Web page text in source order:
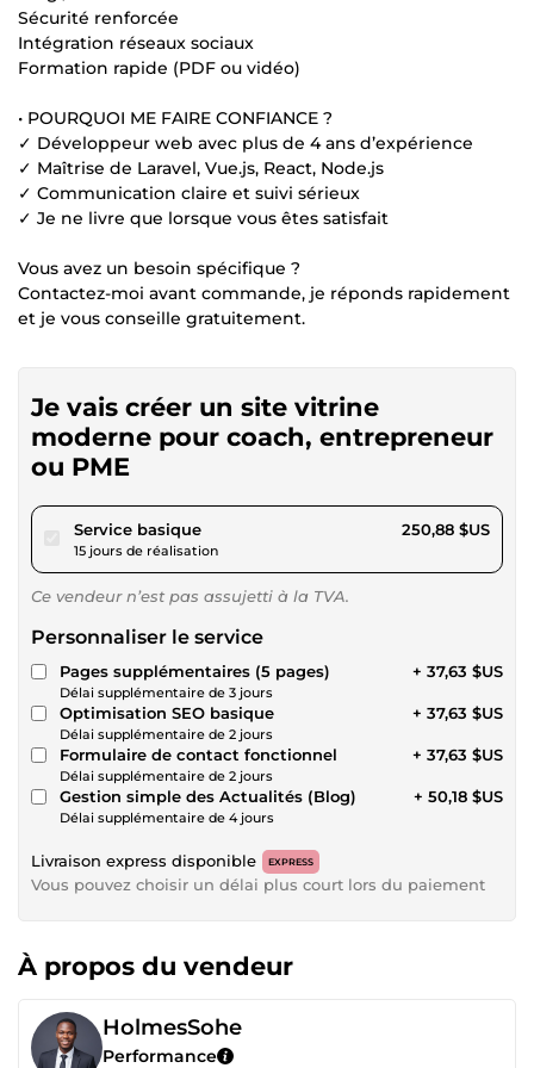
Sécurité renforcée
Intégration réseaux sociaux
Formation rapide (PDF ou vidéo)
• POURQUOI ME FAIRE CONFIANCE ?
✓ Développeur web avec plus de 4 ans d’expérience
✓ Maîtrise de Laravel, Vue.js, React, Node.js
✓ Communication claire et suivi sérieux
✓ Je ne livre que lorsque vous êtes satisfait
Vous avez un besoin spécifique ?
Contactez-moi avant commande, je réponds rapidement
et je vous conseille gratuitement.
Je vais créer un site vitrine
moderne pour coach, entrepreneur
ou PME
Service basiquepour 231,23 $US
15 jours de réalisation
250,88 $US
Ce vendeur n’est pas assujetti à la TVA.
Personnaliser le service
Pages supplémentaires (5 pages)
Délai supplémentaire de 3 jours
+ 37,63 $US
Optimisation SEO basique
Délai supplémentaire de 2 jours
+ 37,63 $US
Formulaire de contact fonctionnel
Délai supplémentaire de 2 jours
+ 37,63 $US
Gestion simple des Actualités (Blog)
Délai supplémentaire de 4 jours
+ 50,18 $US
Livraison express disponible EXPRESS
Vous pouvez choisir un délai plus court lors du paiement
À propos du vendeur
HolmesSohe
Performance